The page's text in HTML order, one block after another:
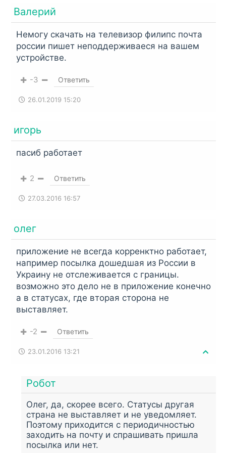
Валерий
Немогу скачать на телевизор филипс почта
россии пишет неподдерживаеся на вашем
устройстве.
-3 Ответить
26.01.2019 15:20
игорь
пасиб работает
2 Ответить
27.03.2016 16:57
олег
приложение не всегда корренктно работает,
например посылка дошедшая из России в
Украину не отслеживается с границы.
возможно это дело не в приложение конечно
а в статусах, где вторая сторона не
выставляет.
-2 Ответить
23.01.2016 13:21
Робот
Олег, да, скорее всего. Статусы другая
страна не выставляет и не уведомляет.
Поэтому приходится с периодичностью
заходить на почту и спрашивать пришла
посылка или нет.